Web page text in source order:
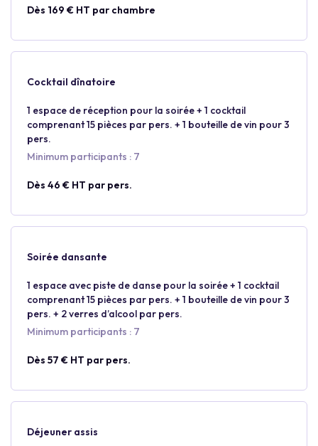
Dès 169 € HT par chambre
Cocktail dînatoire
1 espace de réception pour la soirée + 1 cocktail
comprenant 15 pièces par pers. + 1 bouteille de vin pour 3
pers.
Minimum participants : 7
Dès 46 € HT par pers.
Soirée dansante
1 espace avec piste de danse pour la soirée + 1 cocktail
comprenant 15 pièces par pers. + 1 bouteille de vin pour 3
pers. + 2 verres d’alcool par pers.
Minimum participants : 7
Dès 57 € HT par pers.
Déjeuner assis